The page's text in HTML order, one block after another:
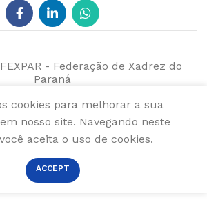
- Federação de Xadrez do
Paraná
cookies para melhorar a sua
nosso site. Navegando neste
aceita o uso de cookies.
ACCEPT